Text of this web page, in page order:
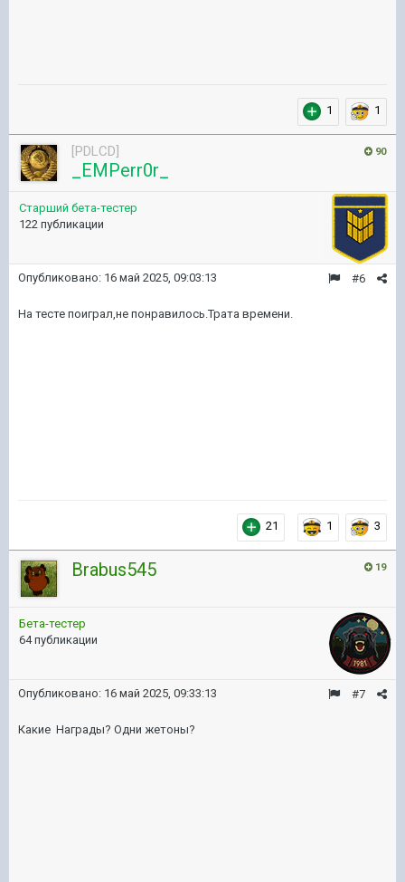
1 1
90
[PDLCD]
_EMPerr0r_
Старший бета-тестер
122 публикации
#6
Опубликовано: 16 май 2025, 09:03:13
На тесте поиграл,не понравилось.Трата времени.
21 1 3
19
Brabus545
Бета-тестер
64 публикации
#7
Опубликовано: 16 май 2025, 09:33:13
Какие Награды? Одни жетоны?